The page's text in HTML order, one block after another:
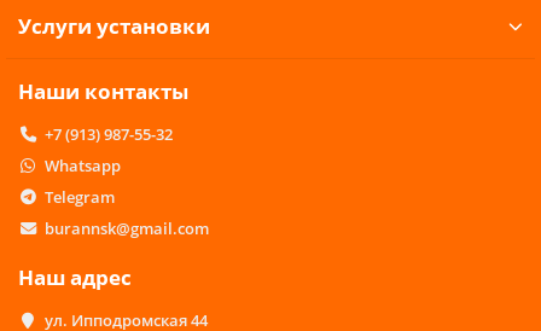
Услуги установки
Наши контакты
+7 (913) 987-55-32
Whatsapp
Telegram
burannsk@gmail.com
Наш адрес
ул. Ипподромская 44